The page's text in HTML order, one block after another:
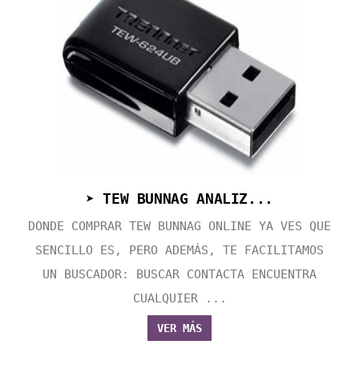
➤ TEW BUNNAG ANALIZ...
DONDE COMPRAR TEW BUNNAG ONLINE YA VES QUE
SENCILLO ES, PERO ADEMÁS, TE FACILITAMOS
UN BUSCADOR: BUSCAR CONTACTA ENCUENTRA
CUALQUIER ...
VER MÁS